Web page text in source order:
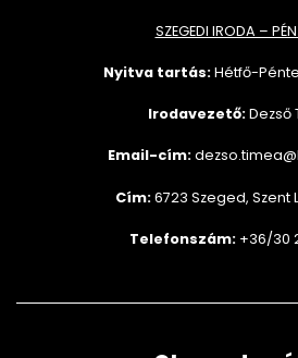
SZEGEDI IRODA –
Nyitva tartás:Hétfő-
Irodavezető:Dezső
Email-cím:
Cím:6723 Szeged, Szent
Telefonszám: +36/30